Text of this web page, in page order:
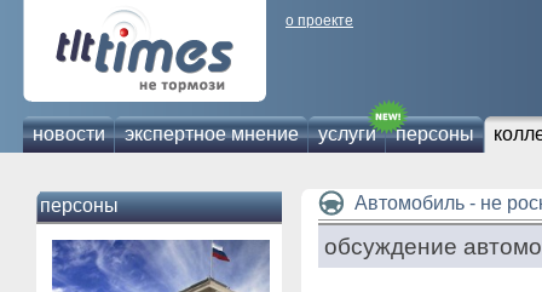
о проекте
новости экспертное мнение услуги персоны
персоны Автомобиль - не
обсуждение